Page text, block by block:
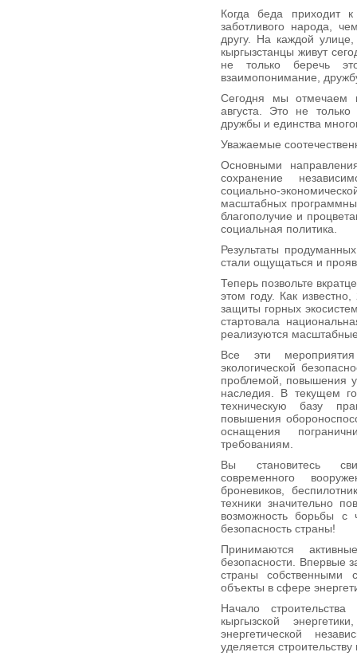
Когда беда приходит
заботливого народа,
другу. На каждой
кыргызстанцы живут
не только беречь
взаимопонимание,
Сегодня мы отмечаем
августа. Это не
дружбы и единства
Уважаемые
Основными
сохранение
социально-
масштабных
благополучие и
социальная политика.
Результаты
стали ощущаться и
Теперь позвольте
этом году. Как
защиты горных
стартовала
реализуются
Все эти
экологической
проблемой, повышения
наследия. В текущем
техническую базу
повышения
оснащения
требованиям.
Вы становитесь
современного
броневиков,
техники значительно
возможность борьбы с
безопасность страны!
Принимаются
безопасности. Впервые
страны собственными
объекты в сфере
Начало
кыргызской
энергетической
уделяется